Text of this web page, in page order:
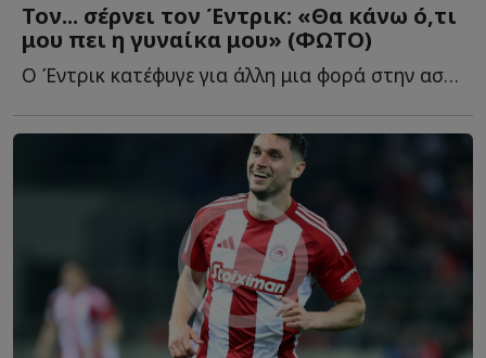
Τον... σέρνει τον Έντρικ: «Θα κάνω ό,τι
μου πει η γυναίκα μου» (ΦΩΤΟ)
Ο Έντρικ κατέφυγε για άλλη μια φορά στην ασάφεια όταν μ...